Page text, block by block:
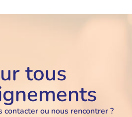
tous
contacter ou nous rencontrer ?